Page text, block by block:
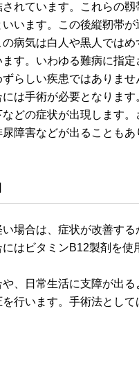
れています。これらの
います。この後縦靭帯
病気は白人や黒人では
す。いわゆる難病に指
らしい疾患ではありま
は手術が必要となります
どの症状が出現します
障害などが出ることもあ
場合は、症状が改善す
はビタミンB12製剤を
、日常生活に支障が出
行います。手術法とし